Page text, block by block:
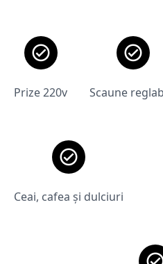
Prize 220v Scaune
Ceai, cafea și dulciuri